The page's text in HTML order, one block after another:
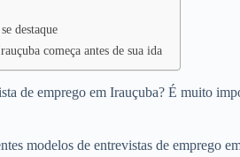
destaque
começa antes de sua ida
de emprego em Irauçuba? É muito
modelos de entrevistas de emprego